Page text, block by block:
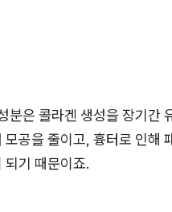
분은 콜라겐 생성을 장기간
모공을 줄이고, 흉터로 인해
되기 때문이죠.